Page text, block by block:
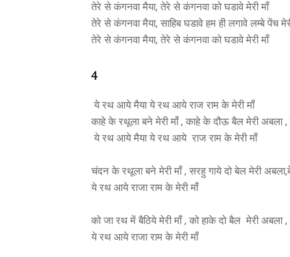
तेरे से कंगनवा मैया, तेरे से कंगनवा को घडावे मेरी माँ
तेरे से कंगनवा मैया, साहिब घडावे हम ही लगावे लम्बे पेंच
तेरे से कंगनवा मैया, तेरे से कंगनवा को घडावे मेरी माँ
4
ये रथ आये मैया ये रथ आये राज राम के मेरी माँ
काहे के रथूला बने मेरी माँ , काहे के दौऊ बैल मेरी अबला
ये रथ आये मैया ये रथ आये राज राम के मेरी माँ
चंदन के रथूला बने मेरी माँ , सरहु गाये दो बेल मेरी
ये रथ आये राजा राम के मेरी माँ
को जा रथ में बैठिये मेरी माँ , को हाके दो बैल मेरी अबला
ये रथ आये राजा राम के मेरी माँ